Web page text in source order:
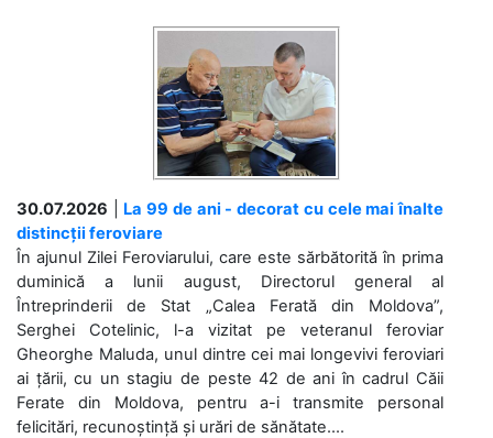
30.07.2026
La 99 de ani - decorat cu cele mai înalte
distincții feroviare
În ajunul Zilei Feroviarului, care este sărbătorită în prima
duminică a lunii august, Directorul general al
Întreprinderii de Stat „Calea Ferată din Moldova”,
Serghei Cotelinic, l-a vizitat pe veteranul feroviar
Gheorghe Maluda, unul dintre cei mai longevivi feroviari
ai țării, cu un stagiu de peste 42 de ani în cadrul Căii
Ferate din Moldova, pentru a-i transmite personal
felicitări, recunoștință și urări de sănătate....